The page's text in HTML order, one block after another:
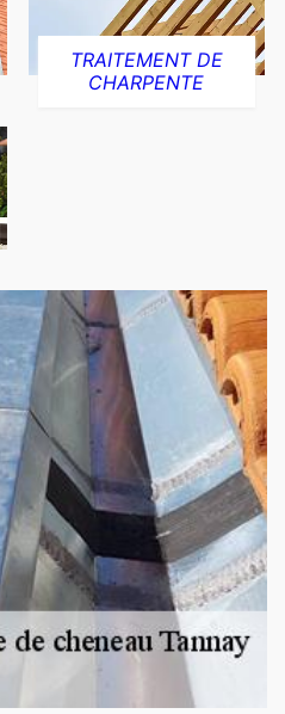
TRAITEMENT DE
CHARPENTE